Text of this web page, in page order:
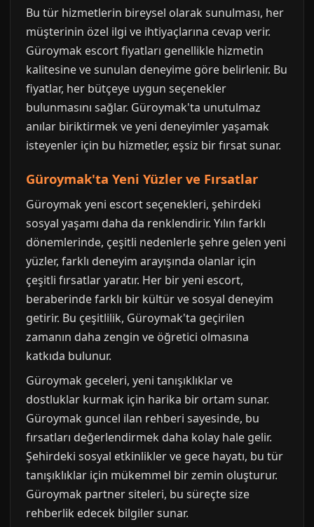
Bu tür hizmetlerin bireysel olarak sunulması, her
müşterinin özel ilgi ve ihtiyaçlarına cevap verir.
Güroymak escort fiyatları genellikle hizmetin
kalitesine ve sunulan deneyime göre belirlenir. Bu
fiyatlar, her bütçeye uygun seçenekler
bulunmasını sağlar. Güroymak'ta unutulmaz
anılar biriktirmek ve yeni deneyimler yaşamak
isteyenler için bu hizmetler, eşsiz bir fırsat sunar.
Güroymak'ta Yeni Yüzler ve Fırsatlar
Güroymak yeni escort seçenekleri, şehirdeki
sosyal yaşamı daha da renklendirir. Yılın farklı
dönemlerinde, çeşitli nedenlerle şehre gelen yeni
yüzler, farklı deneyim arayışında olanlar için
çeşitli fırsatlar yaratır. Her bir yeni escort,
beraberinde farklı bir kültür ve sosyal deneyim
getirir. Bu çeşitlilik, Güroymak'ta geçirilen
zamanın daha zengin ve öğretici olmasına
katkıda bulunur.
Güroymak geceleri, yeni tanışıklıklar ve
dostluklar kurmak için harika bir ortam sunar.
Güroymak guncel ilan rehberi sayesinde, bu
fırsatları değerlendirmek daha kolay hale gelir.
Şehirdeki sosyal etkinlikler ve gece hayatı, bu tür
tanışıklıklar için mükemmel bir zemin oluşturur.
Güroymak partner siteleri, bu süreçte size
rehberlik edecek bilgiler sunar.